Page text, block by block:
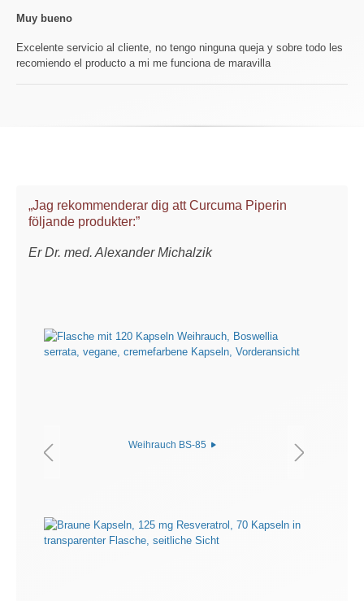
Muy bueno
Excelente servicio al cliente, no tengo ninguna queja y sobre todo les
recomiendo el producto a mi me funciona de maravilla
„Jag rekommenderar dig att Curcuma Piperin
följande produkter:”
Er Dr. med. Alexander Michalzik
Weihrauch BS-85